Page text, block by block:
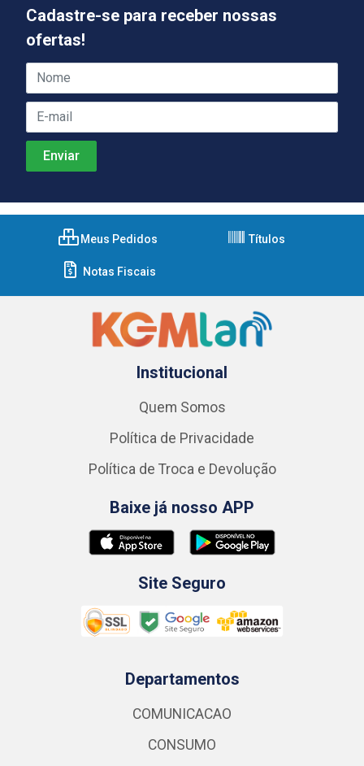
Cadastre-se para receber nossas
ofertas!
Meus Pedidos Títulos
Notas Fiscais
Institucional
Quem Somos
Política de Privacidade
Política de Troca e Devolução
Baixe já nosso APP
Site Seguro
Departamentos
COMUNICACAO
CONSUMO